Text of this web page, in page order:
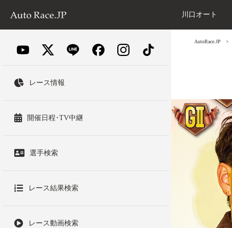
川口オート
レース情報
開催日程･TV中継
選手検索
レース結果検索
レース動画検索
AutoRace.JP